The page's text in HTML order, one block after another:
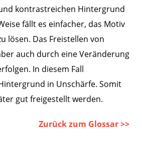
kontrastreichen Hintergrund
fällt es einfacher, das Motiv
lösen. Das Freistellen von
auch durch eine Veränderung
In diesem Fall
in Unschärfe. Somit
gut freigestellt werden.
Zurück zum Glossar >>